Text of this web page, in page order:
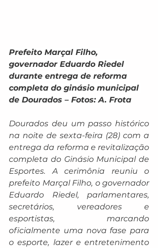
Prefeito Marçal Filho,
governador Eduardo Riedel
durante entrega de reforma
completa do ginásio municipal
de Dourados – Fotos: A. Frota
Dourados deu um passo histórico
na noite de sexta-feira (28) com a
entrega da reforma e revitalização
completa do Ginásio Municipal de
Esportes. A cerimônia reuniu o
prefeito Marçal Filho, o governador
Eduardo Riedel, parlamentares,
secretários, vereadores e
esportistas, marcando
oficialmente uma nova fase para
o esporte, lazer e entretenimento